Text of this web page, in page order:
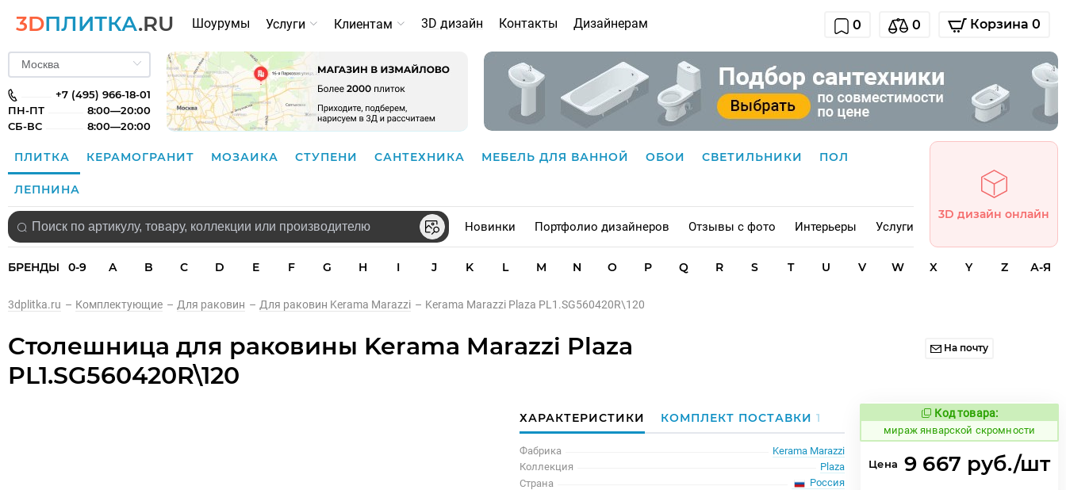
3DПЛИТКА.RU Шоурумы Услуги Клиентам 3D дизайн Контакты Дизайнерам 0 0 Корзина 0
+7 (495) 966-18-01
ПН-ПТ
8:00—20:00
СБ-ВС
8:00—20:00
ПЛИТКА КЕРАМОГРАНИТ МОЗАИКА СТУПЕНИ САНТЕХНИКА МЕБЕЛЬ ДЛЯ ВАННОЙ ОБОИ СВЕТИЛЬНИКИ ПОЛ
ЛЕПНИНА
Новинки Портфолио дизайнеров Отзывы с фото Интерьеры Услуги
3D дизайн онлайн
БРЕНДЫ 0-9 A B C D E F G H I J K L M N O P Q R S T U V W X Y Z А-Я
3dplitka.ru – Комплектующие – Для раковин – Для раковин Kerama Marazzi – Kerama Marazzi Plaza PL1.SG560420R\120
Столешница для раковины Kerama Marazzi Plaza
PL1.SG560420R\120
На почту
ХАРАКТЕРИСТИКИ КОМПЛЕКТ ПОСТАВКИ1
Фабрика
Kerama Marazzi
Коллекция
Plaza
Страна
Россия
Код товара:
999718 Код товара:
мираж январской скромности
Цена 9 667 руб./шт